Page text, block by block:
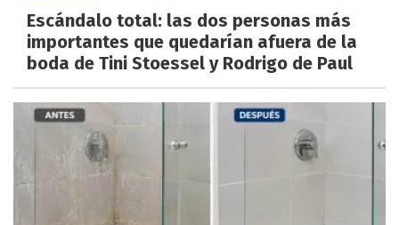
Escándalo total: las dos personas más
importantes que quedarían afuera de la
boda de Tini Stoessel y Rodrigo de Paul